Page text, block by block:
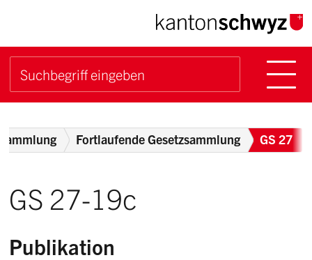
Navigieren im Kanton
Schnellnavigation
Suchbegriff
Breadcrumb
Fortlaufende Gesetzsammlung GS 27
GS 27-19c
Publikation